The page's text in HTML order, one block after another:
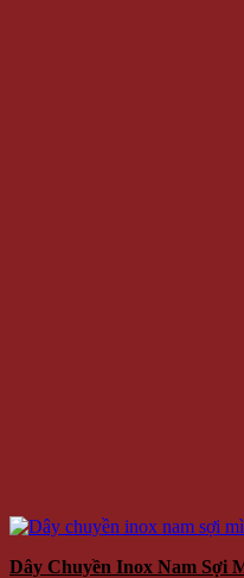
Dây Chuyền Inox Nam Sợi